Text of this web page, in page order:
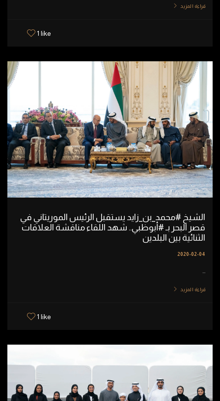
قراءة المزيد
1 like
الشيخ #محمد_بن_زايد يستقبل الرئيس الموريتاني في
قصر البحر بـ #أبوظبي.. شهد اللقاء مناقشة العلاقات
الثنائية بين البلدين
2020-02-04
...
قراءة المزيد
1 like